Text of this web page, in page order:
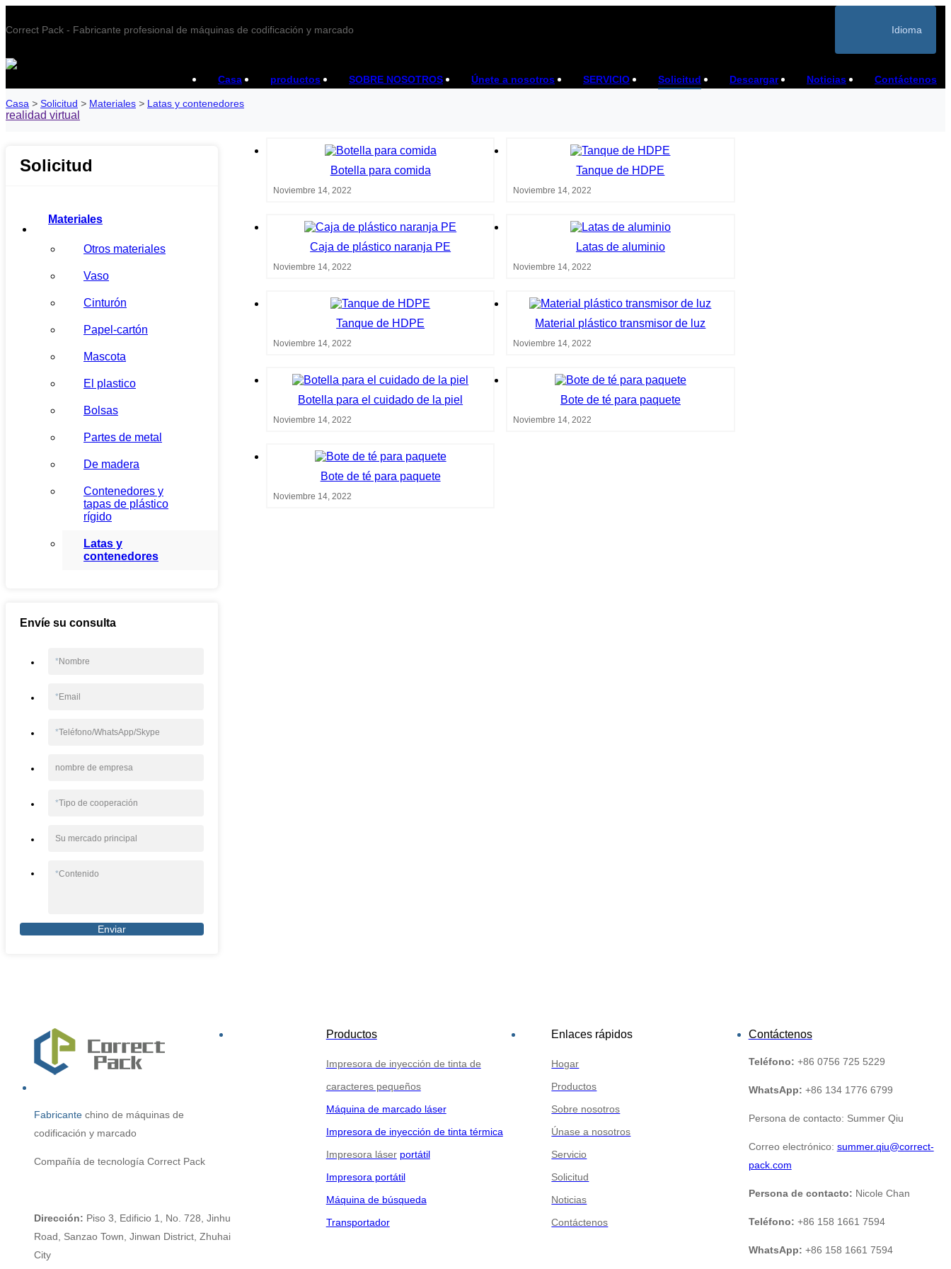
Correct Pack - Fabricante profesional de máquinas de codificación y marcado Idioma
Casa productos SOBRE NOSOTROS Únete a nosotros SERVICIO Solicitud Descargar Noticias Contáctenos
Casa > Solicitud > Materiales > Latas y contenedores
realidad virtual
Solicitud
Materiales
Otros materiales
Vaso
Cinturón
Papel-cartón
Mascota
El plastico
Bolsas
Partes de metal
De madera
Contenedores y
tapas de plástico
rígido
Latas y
contenedores
Envíe su consulta
*Nombre
*Email
*Teléfono/WhatsApp/Skype
nombre de empresa
*Tipo de cooperación
Su mercado principal
*Contenido
Enviar
Botella para comida
Noviembre 14, 2022
Tanque de HDPE
Noviembre 14, 2022
Caja de plástico naranja PE
Noviembre 14, 2022
Latas de aluminio
Noviembre 14, 2022
Tanque de HDPE
Noviembre 14, 2022
Material plástico transmisor de luz
Noviembre 14, 2022
Botella para el cuidado de la piel
Noviembre 14, 2022
Bote de té para paquete
Noviembre 14, 2022
Bote de té para paquete
Noviembre 14, 2022
Fabricante chino de máquinas de
codificación y marcado
Compañía de tecnología Correct Pack
Dirección: Piso 3, Edificio 1, No. 728, Jinhu
Road, Sanzao Town, Jinwan District, Zhuhai
City
Productos
Impresora de inyección de tinta de
caracteres pequeños
Máquina de marcado láser
Impresora de inyección de tinta térmica
Impresora láser portátil
Impresora portátil
Máquina de búsqueda
Transportador
Enlaces rápidos
Hogar
Productos
Sobre nosotros
Únase a nosotros
Servicio
Solicitud
Noticias
Contáctenos
Contáctenos
Teléfono: +86 0756 725 5229
WhatsApp: +86 134 1776 6799
Persona de contacto: Summer Qiu
Correo electrónico: summer.qiu@correct-
pack.com
Persona de contacto: Nicole Chan
Teléfono: +86 158 1661 7594
WhatsApp: +86 158 1661 7594